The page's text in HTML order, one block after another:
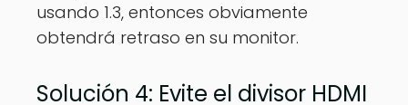
usando 1.3, entonces obviamente
obtendrá retraso en su monitor.
Solución 4: Evite el divisor HDMI